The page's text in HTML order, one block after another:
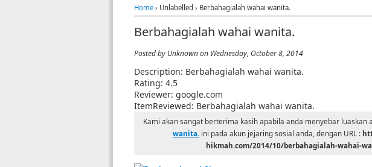
Home › Unlabelled › Berbahagialah wahai wanita.
Berbahagialah wahai wanita.
Posted by Unknownon Wednesday, October 8, 2014
Description: Berbahagialah wahai wanita.
Rating: 4.5
Reviewer: google.com
ItemReviewed: Berbahagialah wahai wanita.
Kami akan sangat berterima kasih apabila anda menyebar luaskan
wanita. ini pada akun jejaring sosial anda, dengan URL :
hikmah.com/2014/10/berbahagialah-wahai-